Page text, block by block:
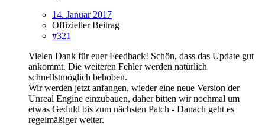
14. Januar 2017
Offizieller Beitrag
#321
Vielen Dank für euer Feedback! Schön, dass das Update gut
ankommt. Die weiteren Fehler werden natürlich
schnellstmöglich behoben.
Wir werden jetzt anfangen, wieder eine neue Version der
Unreal Engine einzubauen, daher bitten wir nochmal um
etwas Geduld bis zum nächsten Patch - Danach geht es
regelmäßiger weiter.